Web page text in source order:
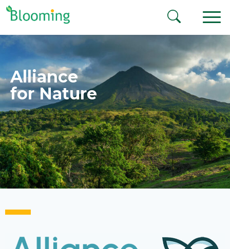
Aller au contenu
Alliance
for Nature